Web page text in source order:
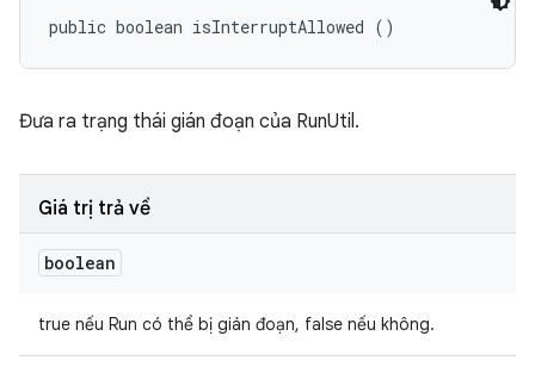
public boolean isInterruptAllowed ()
Đưa ra trạng thái gián đoạn của RunUtil.
Giá trị trả về
boolean
true nếu Run có thể bị gián đoạn, false nếu không.